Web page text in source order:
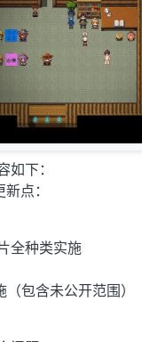
如下：
点：
全种类实施
（包含未公开范围）